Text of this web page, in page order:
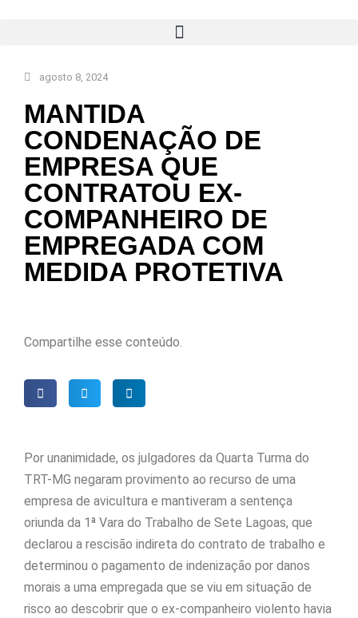
agosto 8, 2024
MANTIDA
CONDENAÇÃO DE
EMPRESA QUE
CONTRATOU EX-
COMPANHEIRO DE
EMPREGADA COM
MEDIDA PROTETIVA
Compartilhe esse conteúdo.
Por unanimidade, os julgadores da Quarta Turma do
TRT-MG negaram provimento ao recurso de uma
empresa de avicultura e mantiveram a sentença
oriunda da 1ª Vara do Trabalho de Sete Lagoas, que
declarou a rescisão indireta do contrato de trabalho e
determinou o pagamento de indenização por danos
morais a uma empregada que se viu em situação de
risco ao descobrir que o ex-companheiro violento havia